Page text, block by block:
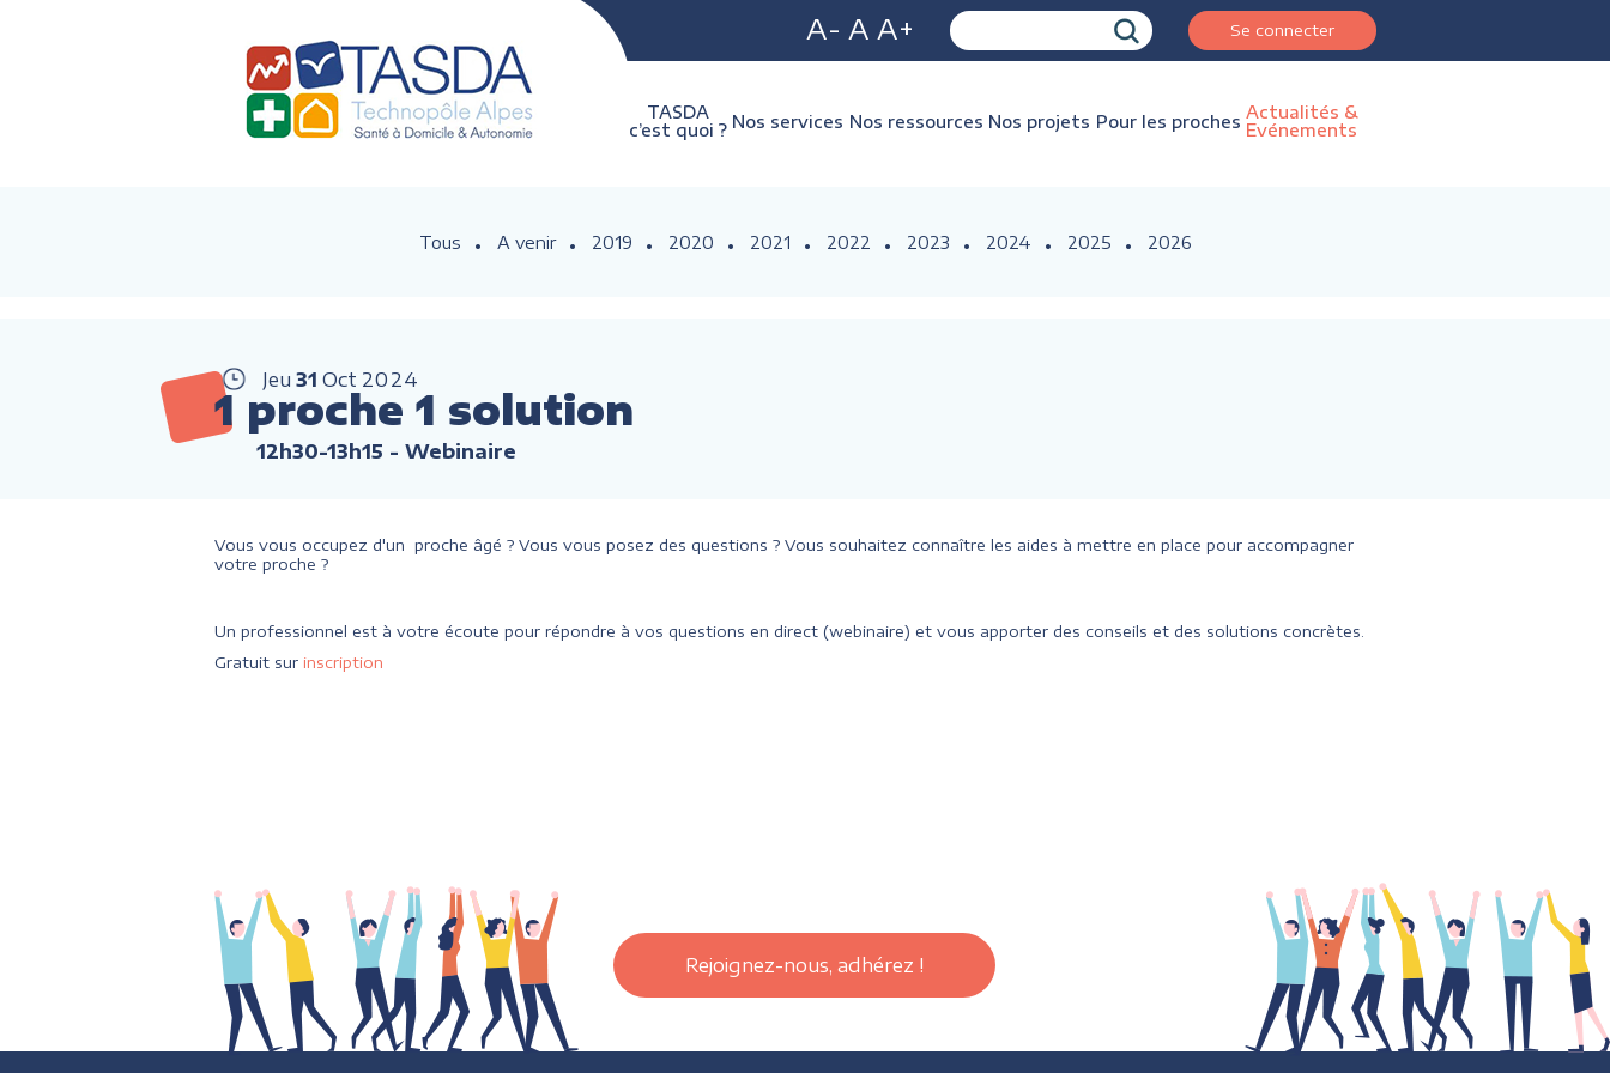
A- A A+ Se connecter
TASDA
c’est quoi ? Nos services Nos ressources Nos projets Pour les proches Actualités &
Evénements
Tous A venir 2019 2020 2021 2022 2023 2024 2025 2026
Jeu 31 Oct 2024
1 proche 1 solution
12h30-13h15 - Webinaire
Vous vous occupez d'un proche âgé ? Vous vous posez des questions ? Vous souhaitez connaître les aides à mettre en place pour accompagner
votre proche ?
Un professionnel est à votre écoute pour répondre à vos questions en direct (webinaire) et vous apporter des conseils et des solutions concrètes.
Gratuit sur inscription
Rejoignez-nous, adhérez !